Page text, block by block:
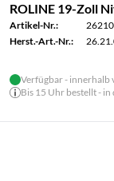
ROLINE 19-Zoll
Artikel-Nr.:
Herst.-Art.-Nr.:
Verfügbar - innerhalb
Bis 15 Uhr bestellt - in